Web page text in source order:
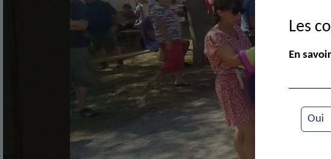
Les
En
Oui